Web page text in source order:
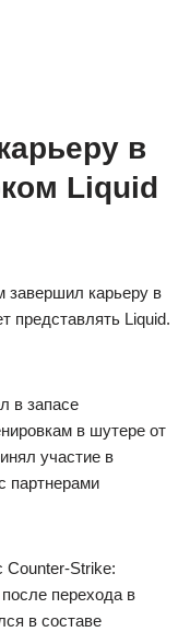
в
Liquid
завершил карьеру в
представлять Liquid.
в запасе
в шутере от
участие в
партнерами
Counter-Strike:
перехода в
в составе